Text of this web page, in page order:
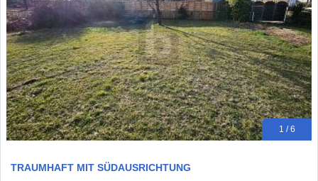
1 / 6
TRAUMHAFT MIT SÜDAUSRICHTUNG